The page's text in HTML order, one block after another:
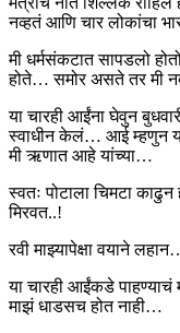
नव्हतं आणि चार लोकांचा
मी धर्मसंकटात सापडलो
होते… समोर असते तर मी
या चारही आईंना घेवुन
स्वाधीन केलं… आई म्हणुन या
मी ऋणात आहे यांच्या…
स्वतः पोटाला चिमटा काढुन
मिरवत..!
रवी माझ्यापेक्षा वयाने
या चारही आईंकडे पाहण्याचं
माझं धाडसच होत नाही…